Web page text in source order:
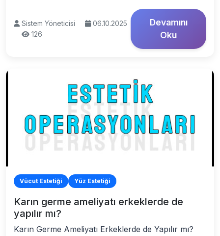
Sistem Yöneticisi
06.10.2025
126
Devamını
Oku
Vücut Estetiği Yüz Estetiği
Karın germe ameliyatı erkeklerde de
yapılır mı?
Karın Germe Ameliyatı Erkeklerde de Yapılır mı?